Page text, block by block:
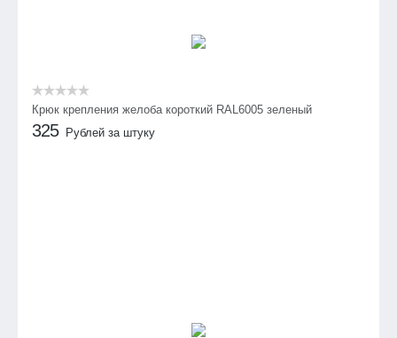
Крюк крепления желоба короткий RAL6005 зеленый
325 Рублей за штуку